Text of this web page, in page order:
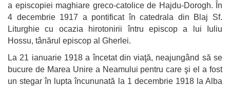
a episcopiei maghiare greco-catolice de Hajdu-Dorogh. În
4 decembrie 1917 a pontificat în catedrala din Blaj Sf.
Liturghie cu ocazia hirotonirii întru episcop a lui Iuliu
Hossu, tânărul episcop al Gherlei.
La 21 ianuarie 1918 a încetat din viaţă, neajungând să se
bucure de Marea Unire a Neamului pentru care şi el a fost
un stegar în lupta încununată la 1 decembrie 1918 la Alba